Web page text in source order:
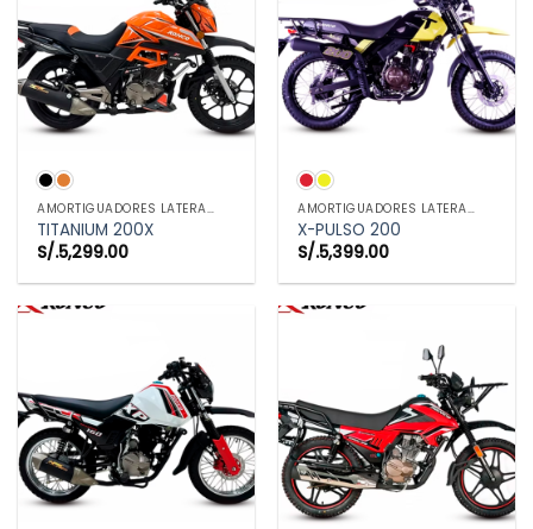
AMORTIGUADORES LATERALES
TITANIUM 200X
S/.5,299.00
AMORTIGUADORES LATERALES
X-PULSO 200
S/.5,399.00